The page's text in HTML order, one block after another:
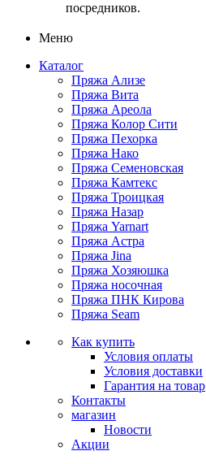
посредников.
Меню
Каталог
Пряжа Ализе
Пряжа Вита
Пряжа Ареола
Пряжа Колор Сити
Пряжа Пехорка
Пряжа Нако
Пряжа Семеновская
Пряжа Камтекс
Пряжа Троицкая
Пряжа Назар
Пряжа Yarnart
Пряжа Астра
Пряжа Jina
Пряжа Хозяюшка
Пряжа носочная
Пряжа ПНК Кирова
Пряжа Seam
Как купить
Условия оплаты
Условия доставки
Гарантия на товар
Контакты
магазин
Новости
Акции